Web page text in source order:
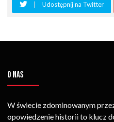
Udostępnij na Twitter
O NAS
W świecie zdominowanym
opowiedzenie historii to klucz